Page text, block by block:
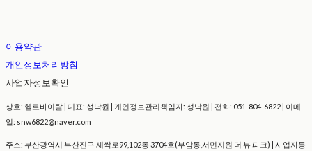
이용약관
개인정보처리방침
사업자정보확인
상호: 헬로바이탈 | 대표: 성낙원 | 개인정보관리책임자: 성낙원 | 전화: 051-804-6822 | 이메
일: snw6822@naver.com
주소: 부산광역시 부산진구 새싹로99,102동 3704호(부암동,서면지원 더 뷰 파크) | 사업자등